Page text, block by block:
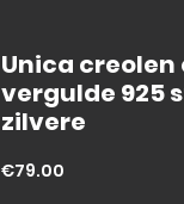
Unica creolen
vergulde 925
zilvere
€79.00